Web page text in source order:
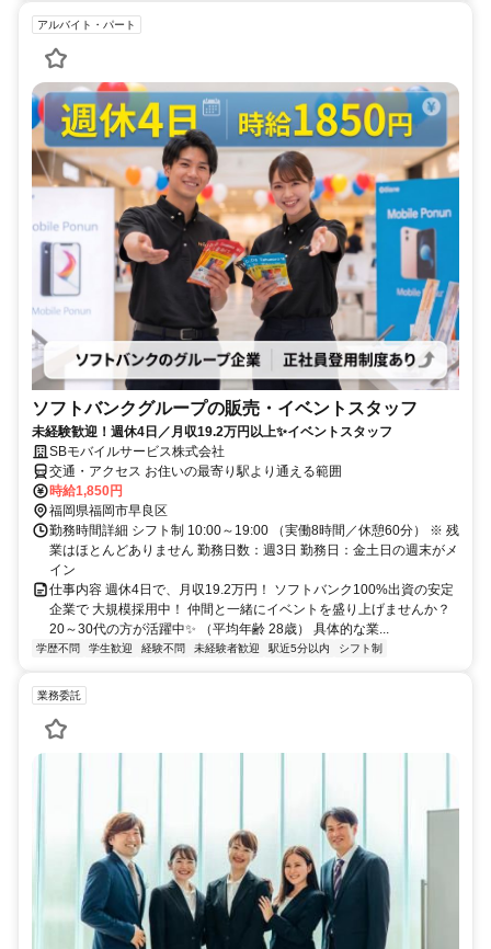
アルバイト・パート
ソフトバンクグループの販売・イベントスタッフ
未経験歓迎！週休4日／月収19.2万円以上✨イベントスタッフ
SBモバイルサービス株式会社
交通・アクセス お住いの最寄り駅より通える範囲
時給1,850円
福岡県福岡市早良区
勤務時間詳細 シフト制 10:00～19:00 （実働8時間／休憩60分） ※ 残
業はほとんどありません 勤務日数：週3日 勤務日：金土日の週末がメ
イン
仕事内容 週休4日で、月収19.2万円！ ソフトバンク100%出資の安定
企業で 大規模採用中！ 仲間と一緒にイベントを盛り上げませんか？
20～30代の方が活躍中✨ （平均年齢 28歳） 具体的な業...
学歴不問 学生歓迎 経験不問 未経験者歓迎 駅近5分以内 シフト制
業務委託